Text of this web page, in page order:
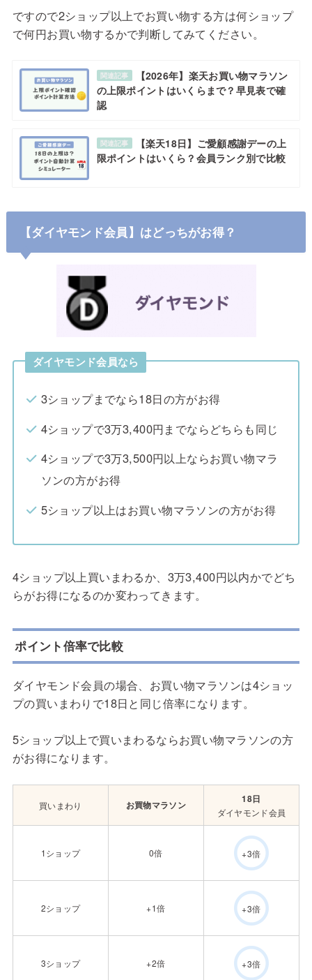
ですので2ショップ以上でお買い物する方は何ショップ
で何円お買い物するかで判断してみてください。
関連記事
【2026年】楽天お買い物マラソン
の上限ポイントはいくらまで？早見表で確
認
関連記事
【楽天18日】ご愛顧感謝デーの上
限ポイントはいくら？会員ランク別で比較
【ダイヤモンド会員】はどっちがお得？
ダイヤモンド会員なら
3ショップまでなら18日の方がお得
4ショップで3万3,400円までならどちらも同じ
4ショップで3万3,500円以上ならお買い物マラ
ソンの方がお得
5ショップ以上はお買い物マラソンの方がお得
4ショップ以上買いまわるか、3万3,400円以内かでどち
らがお得になるのか変わってきます。
ポイント倍率で比較
ダイヤモンド会員の場合、お買い物マラソンは4ショッ
プの買いまわりで18日と同じ倍率になります。
5ショップ以上で買いまわるならお買い物マラソンの方
がお得になります。
買いまわり お買物マラソン 18日
ダイヤモンド会員
1ショップ 0倍 +3倍
2ショップ +1倍 +3倍
3ショップ +2倍 +3倍